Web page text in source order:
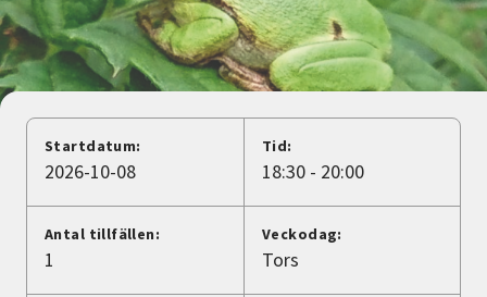
Nyheter
Avdelningar
Lyssna
Startdatum:
2026-10-08
Tid:
18:30 - 20:00
Antal tillfällen:
1
Veckodag:
Tors